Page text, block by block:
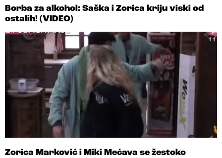
Borba za alkohol: Saška i Zorica kriju viski od
ostalih! (VIDEO)
Zorica Marković i Miki Mećava se žestoko